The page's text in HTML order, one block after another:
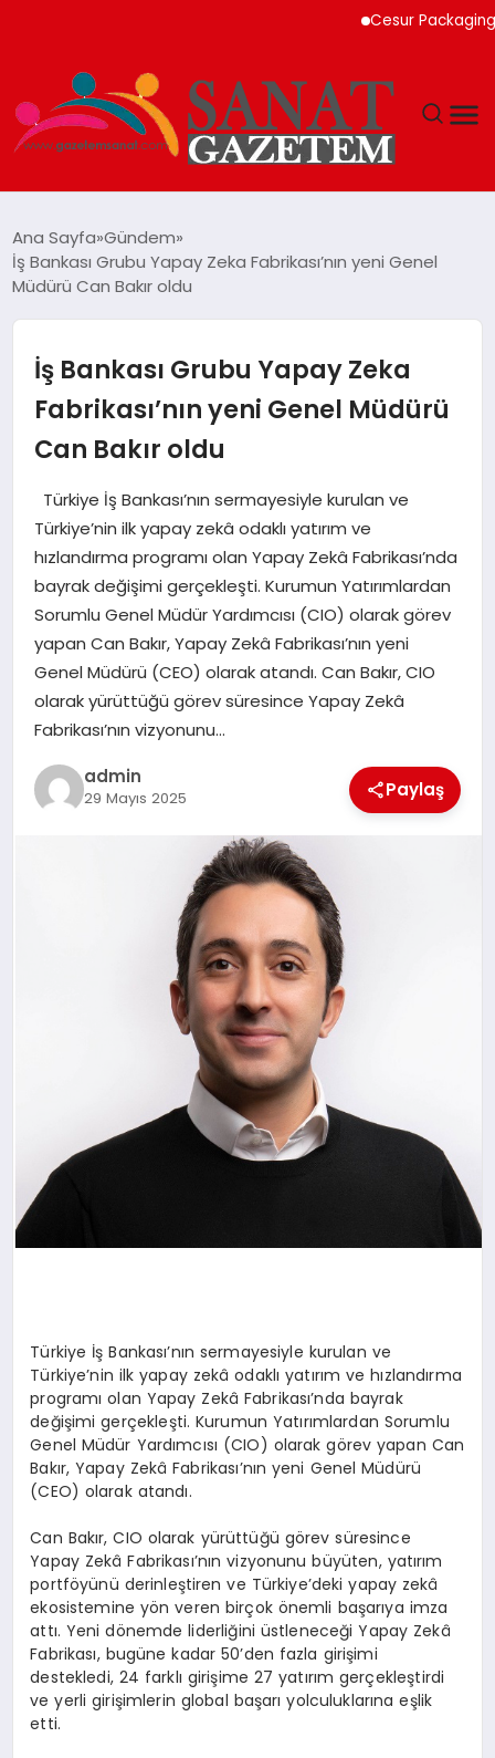
Cesur Packaging,
TEKNOLOJI
SPOR
YAŞAM
EKONOMI
SAĞLIK
DÜNYA
EĞITIM
Ana Sayfa Gündem
İş Bankası Grubu Yapay Zeka Fabrikası’nın yeni Genel
Müdürü Can Bakır oldu
İş Bankası Grubu Yapay Zeka
Fabrikası’nın yeni Genel Müdürü
Can Bakır oldu
Türkiye İş Bankası’nın sermayesiyle kurulan ve
Türkiye’nin ilk yapay zekâ odaklı yatırım ve
hızlandırma programı olan Yapay Zekâ Fabrikası’nda
bayrak değişimi gerçekleşti. Kurumun Yatırımlardan
Sorumlu Genel Müdür Yardımcısı (CIO) olarak görev
yapan Can Bakır, Yapay Zekâ Fabrikası’nın yeni
Genel Müdürü (CEO) olarak atandı. Can Bakır, CIO
olarak yürüttüğü görev süresince Yapay Zekâ
Fabrikası’nın vizyonunu…
admin
29 Mayıs 2025 Paylaş
Türkiye İş Bankası’nın sermayesiyle kurulan ve
Türkiye’nin ilk yapay zekâ odaklı yatırım ve hızlandırma
programı olan Yapay Zekâ Fabrikası’nda bayrak
değişimi gerçekleşti. Kurumun Yatırımlardan Sorumlu
Genel Müdür Yardımcısı (CIO) olarak görev yapan Can
Bakır, Yapay Zekâ Fabrikası’nın yeni Genel Müdürü
(CEO) olarak atandı.
Can Bakır, CIO olarak yürüttüğü görev süresince
Yapay Zekâ Fabrikası’nın vizyonunu büyüten, yatırım
portföyünü derinleştiren ve Türkiye’deki yapay zekâ
ekosistemine yön veren birçok önemli başarıya imza
attı. Yeni dönemde liderliğini üstleneceği Yapay Zekâ
Fabrikası, bugüne kadar 50’den fazla girişimi
destekledi, 24 farklı girişime 27 yatırım gerçekleştirdi
ve yerli girişimlerin global başarı yolculuklarına eşlik
etti.